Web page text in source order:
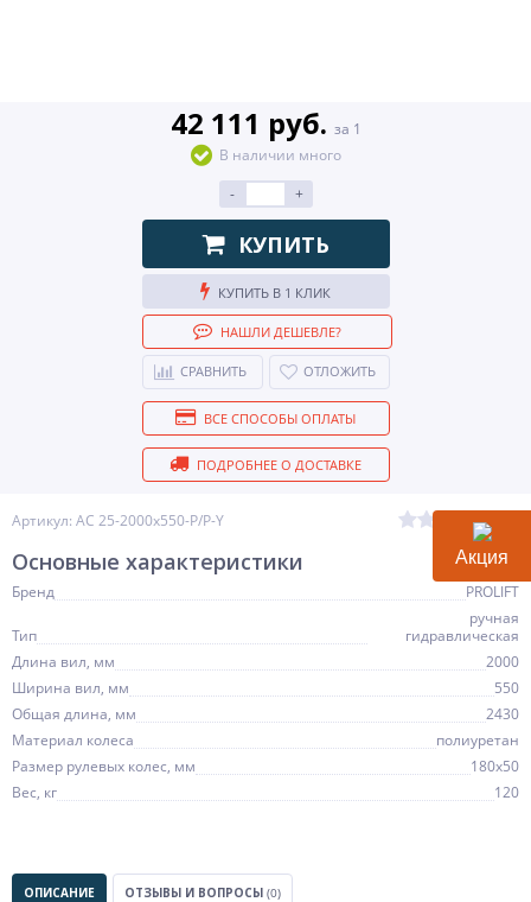
Артикул: AC 25-2000x550-P/P-Y
42 111 руб. за 1
В наличии много
-
+
КУПИТЬ
КУПИТЬ В 1 КЛИК
НАШЛИ ДЕШЕВЛЕ?
СРАВНИТЬ ОТЛОЖИТЬ
ВСЕ СПОСОБЫ ОПЛАТЫ
ПОДРОБНЕЕ О ДОСТАВКЕ
Основные характеристики
Бренд PROLIFT
Тип
ручная
гидравлическая
Длина вил, мм
2000
Ширина вил, мм
550
Общая длина, мм
2430
Материал колеса
полиуретан
Размер рулевых колес, мм
180х50
Вес, кг
120
ОПИСАНИЕ ОТЗЫВЫ И ВОПРОСЫ (0)
Акция